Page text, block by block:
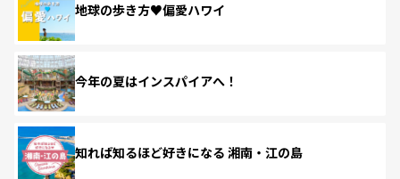
地球の歩き方♥偏愛ハワイ
今年の夏はインスパイアへ！
知れば知るほど好きになる 湘南・江の島